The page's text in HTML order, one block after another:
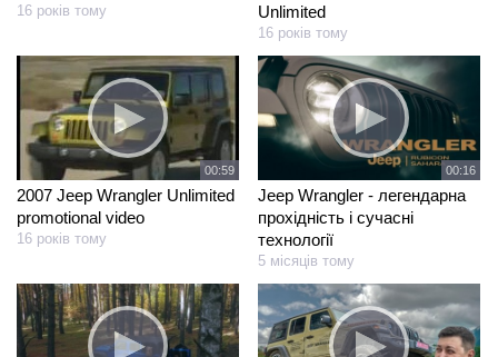
16 років тому
Unlimited
16 років тому
00:59
2007 Jeep Wrangler Unlimited
promotional video
16 років тому
00:16
Jeep Wrangler - легендарна
прохідність і сучасні
технології
5 місяців тому